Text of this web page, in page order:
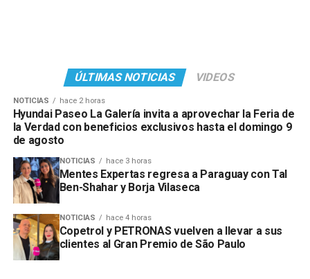
ÚLTIMAS NOTICIAS VIDEOS
NOTICIAS hace 2 horas
Hyundai Paseo La Galería invita a aprovechar la Feria de
la Verdad con beneficios exclusivos hasta el domingo 9
de agosto
NOTICIAS hace 3 horas
Mentes Expertas regresa a Paraguay con Tal
Ben-Shahar y Borja Vilaseca
NOTICIAS hace 4 horas
Copetrol y PETRONAS vuelven a llevar a sus
clientes al Gran Premio de São Paulo